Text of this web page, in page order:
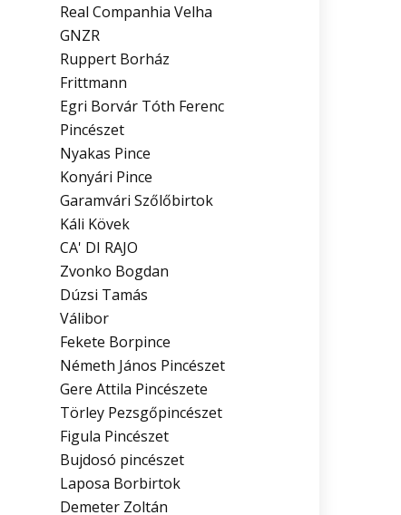
Real Companhia Velha
GNZR
Ruppert Borház
Frittmann
Egri Borvár Tóth Ferenc
Pincészet
Nyakas Pince
Konyári Pince
Garamvári Szőlőbirtok
Káli Kövek
CA' DI RAJO
Zvonko Bogdan
Dúzsi Tamás
Válibor
Fekete Borpince
Németh János Pincészet
Gere Attila Pincészete
Törley Pezsgőpincészet
Figula Pincészet
Bujdosó pincészet
Laposa Borbirtok
Demeter Zoltán